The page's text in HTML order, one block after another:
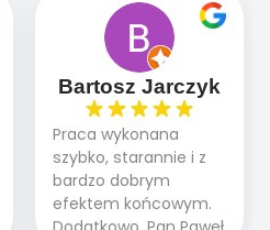
oczekiwaniami. Prace
przebiegały sprawnie
dzięki temu,że firma
działa kompleksowo :
ogrodnictwo,nawodnienie,
brukarstwo.Efekt
końcowy przerósł
nasze oczekiwania.
Polecamy tę firmę
wszystkim , którzy
Bartosz Jarczyk
Praca wykonana
szybko, starannie i z
bardzo dobrym
efektem końcowym.